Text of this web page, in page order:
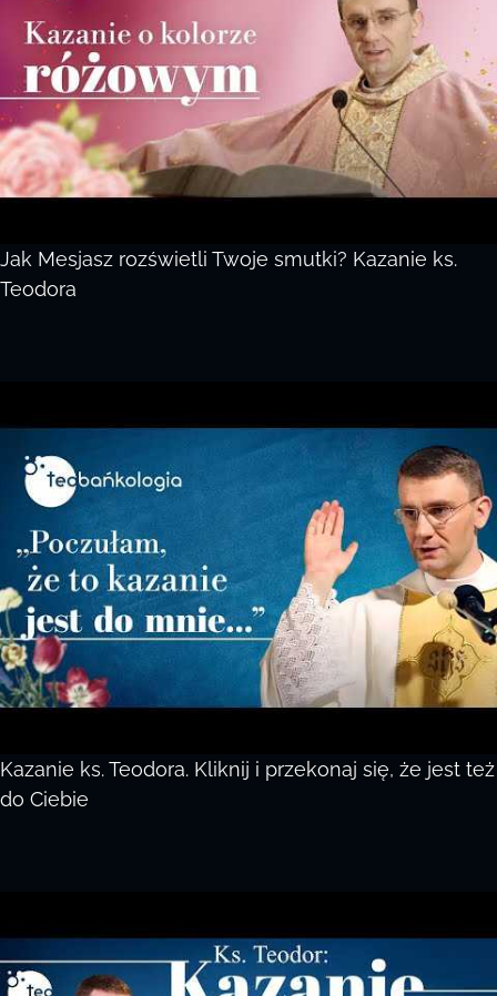
Jak Mesjasz rozświetli Twoje smutki? Kazanie ks.
Teodora
Kazanie ks. Teodora. Kliknij i przekonaj się, że jest też
do Ciebie